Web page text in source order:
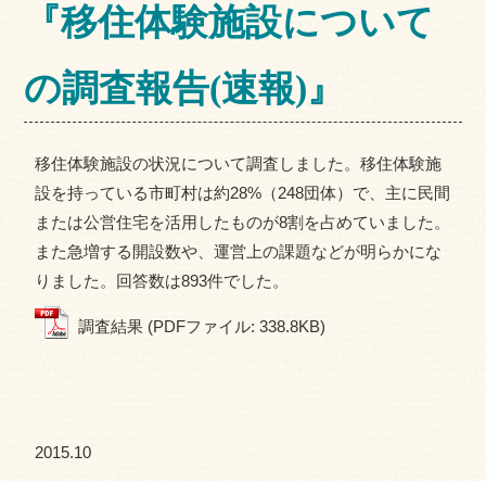
『移住体験施設について
の調査報告(速報)』
移住体験施設の状況について調査しました。移住体験施
設を持っている市町村は約28%（248団体）で、主に民間
または公営住宅を活用したものが8割を占めていました。
また急増する開設数や、運営上の課題などが明らかにな
りました。回答数は893件でした。
調査結果 (PDFファイル: 338.8KB)
2015.10